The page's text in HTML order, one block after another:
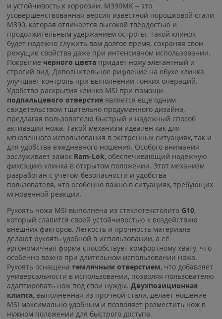
и устойчивость к коррозии. M390MK – это
усовершенствованная версия известной порошковой стали
M390, которая отличается высокой твёрдостью и
продолжительным удержанием остроты. Такой клинок
будет надежно служить вам долгое время, сохраняя свои
режущие свойства даже при интенсивном использовании.
Покрытие черного цвета придает ножу элегантный и
строгий вид. Дополнительное рифление на обухе клинка
улучшает контроль при выполнении тонких операций.
Удобство раскрытия клинка MSI при помощи
подпальцевого отверстия является еще одним
свидетельством тщательно продуманного дизайна,
предлагая пользователю быстрый и надежный способ
активации ножа. Такой механизм идеален как для
мгновенного использования в экстренных ситуациях, так и
для удобства ежедневного ношения. Особого внимания
заслуживает замок Ram-Lok, обеспечивающий надежную
фиксацию клинка в открытом положении. Этот механизм
разработан с учетом безопасности и удобства
пользователя, что особенно важно в ситуациях, требующих
мгновенной реакции.
Рукоять ножа MSI выполнена из стеклотекстолита G10,
который славится своей устойчивостью к воздействию
внешних факторов. Легкость и прочность материала
делают рукоять удобной в использовании, а её
эргономичная форма способствует комфортному хвату, что
особенно важно при длительном использовании ножа.
Рукоять оснащена темлячным отверстием, что добавляет
универсальности в использовании, позволяя пользователю
адаптировать нож под свои нужды. Двухпозиционная
клипса, выполненная из прочной стали, делает ношение
MSI максимально удобным и позволяет разместить нож в
нужном положении для быстрого доступа.